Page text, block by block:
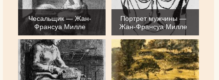
Чесальщик — Жан-
Франсуа Милле
Портрет мужчины —
Жан-Франсуа Милле